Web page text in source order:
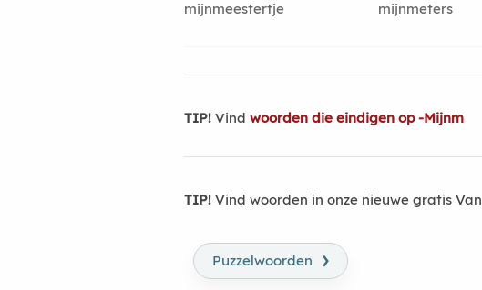
mijnmeestertje
mijnmeters
TIP! Vind woorden die eindigen op -Mijnm
TIP! Vind woorden in onze nieuwe gratis
Puzzelwoorden ›